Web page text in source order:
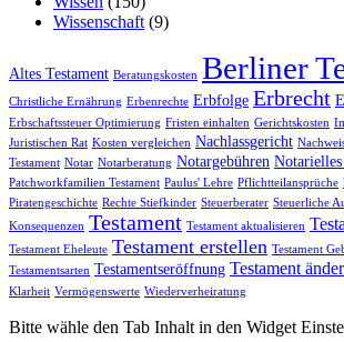
Wissenschaft (9)
Altes Testament Beratungskosten Berliner
Christliche Ernährung Erbenrechte Erbfolge Erbrecht
Erbschaftssteuer Optimierung Fristen einhalten Gerichtskosten
Juristischen Rat Kosten vergleichen Nachlassgericht
Testament Notar Notarberatung Notargebühren Notarielles
Patchworkfamilien Testament Paulus' Lehre Pflichtteilansprüche
Piratengeschichte Rechte Stiefkinder Steuerberater Steuerliche
Konsequenzen Testament Testament aktualisieren
Testament Eheleute Testament erstellen Testament
Testamentsarten Testamentseröffnung Testament
Klarheit Vermögenswerte Wiederverheiratung
Bitte wähle den Tab Inhalt in den Widget